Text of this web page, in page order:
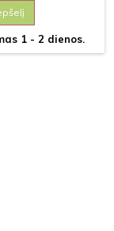
1 - 2 dienos.